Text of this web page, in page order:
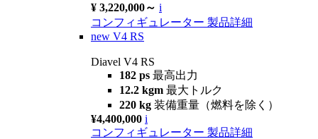
¥ 3,220,000～ i
コンフィギュレーター 製品詳細
new V4 RS
Diavel V4 RS
182 ps 最高出力
12.2 kgm 最大トルク
220 kg 装備重量（燃料を除く）
¥4,400,000 i
コンフィギュレーター 製品詳細